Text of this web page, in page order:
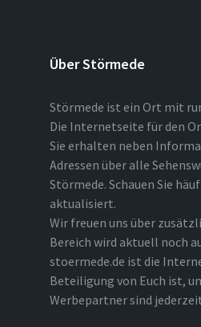
Über Störmede
Störmede ist ein Ort mit
Die Internetseite für den
Sie erhalten neben
Adressen über alle
Störmede. Schauen Sie
aktualisiert.
Wir freuen uns über
Bereich wird aktuell noch
stoermede.de ist die
Beteiligung von Euch ist,
Werbepartner sind